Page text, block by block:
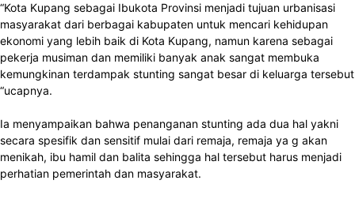
“Kota Kupang sebagai Ibukota Provinsi menjadi tujuan urbanisasi
masyarakat dari berbagai kabupaten untuk mencari kehidupan
ekonomi yang lebih baik di Kota Kupang, namun karena sebagai
pekerja musiman dan memiliki banyak anak sangat membuka
kemungkinan terdampak stunting sangat besar di keluarga tersebut
“ucapnya.
Ia menyampaikan bahwa penanganan stunting ada dua hal yakni
secara spesifik dan sensitif mulai dari remaja, remaja ya g akan
menikah, ibu hamil dan balita sehingga hal tersebut harus menjadi
perhatian pemerintah dan masyarakat.